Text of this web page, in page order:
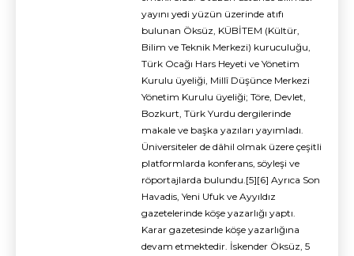
yayını yedi yüzün üzerinde atıfı
bulunan Öksüz, KÜBİTEM (Kültür,
Bilim ve Teknik Merkezi) kuruculuğu,
Türk Ocağı Hars Heyeti ve Yönetim
Kurulu üyeliği, Millî Düşünce Merkezi
Yönetim Kurulu üyeliği; Töre, Devlet,
Bozkurt, Türk Yurdu dergilerinde
makale ve başka yazıları yayımladı.
Üniversiteler de dâhil olmak üzere çeşitli
platformlarda konferans, söyleşi ve
röportajlarda bulundu.[5][6] Ayrıca Son
Havadis, Yeni Ufuk ve Ayyıldız
gazetelerinde köşe yazarlığı yaptı.
Karar gazetesinde köşe yazarlığına
devam etmektedir. İskender Öksüz, 5